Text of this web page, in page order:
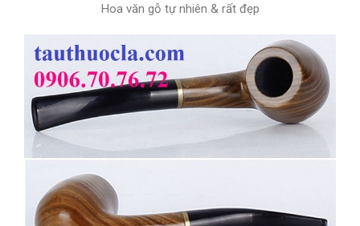
Hoa văn gỗ tự nhiên & rất đẹp